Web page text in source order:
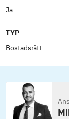
Ja
TYP
Bostadsrätt